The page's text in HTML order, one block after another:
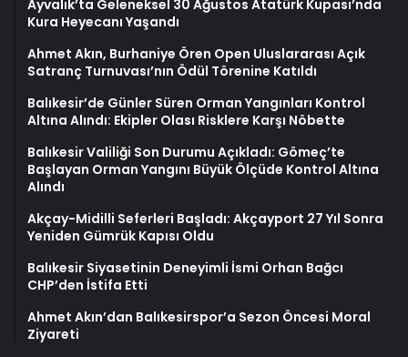
Ayvalık’ta Geleneksel 30 Ağustos Atatürk Kupası’nda
Kura Heyecanı Yaşandı
Ahmet Akın, Burhaniye Ören Open Uluslararası Açık
Satranç Turnuvası’nın Ödül Törenine Katıldı
Balıkesir’de Günler Süren Orman Yangınları Kontrol
Altına Alındı: Ekipler Olası Risklere Karşı Nöbette
Balıkesir Valiliği Son Durumu Açıkladı: Gömeç’te
Başlayan Orman Yangını Büyük Ölçüde Kontrol Altına
Alındı
Akçay-Midilli Seferleri Başladı: Akçayport 27 Yıl Sonra
Yeniden Gümrük Kapısı Oldu
Balıkesir Siyasetinin Deneyimli İsmi Orhan Bağcı
CHP’den İstifa Etti
Ahmet Akın’dan Balıkesirspor’a Sezon Öncesi Moral
Ziyareti